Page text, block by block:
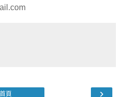
›
首頁